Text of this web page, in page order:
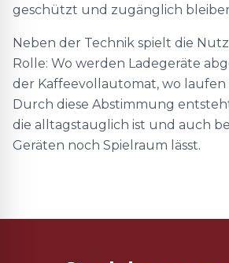
geschützt und zugänglich
Neben der Technik spielt die
Rolle: Wo werden Ladegeräte
der Kaffeevollautomat, wo laufen
Durch diese Abstimmung
die alltagstauglich ist und auch
Geräten noch Spielraum lässt.